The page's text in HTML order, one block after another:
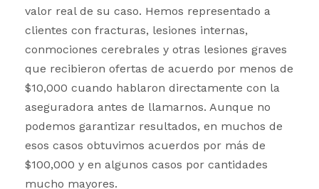
valor real de su caso. Hemos representado a
clientes con fracturas, lesiones internas,
conmociones cerebrales y otras lesiones graves
que recibieron ofertas de acuerdo por menos de
$10,000 cuando hablaron directamente con la
aseguradora antes de llamarnos. Aunque no
podemos garantizar resultados, en muchos de
esos casos obtuvimos acuerdos por más de
$100,000 y en algunos casos por cantidades
mucho mayores.